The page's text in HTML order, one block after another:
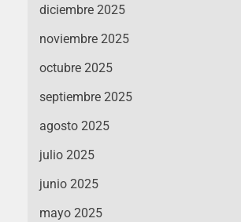
diciembre 2025
noviembre 2025
octubre 2025
septiembre 2025
agosto 2025
julio 2025
junio 2025
mayo 2025